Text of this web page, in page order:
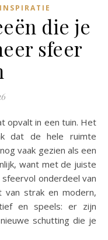
die je
sfeer
dat de hele ruimte
vaak gezien als een
want met de juiste
onderdeel van
van strak en modern,
en speels: er zijn
schutting die je